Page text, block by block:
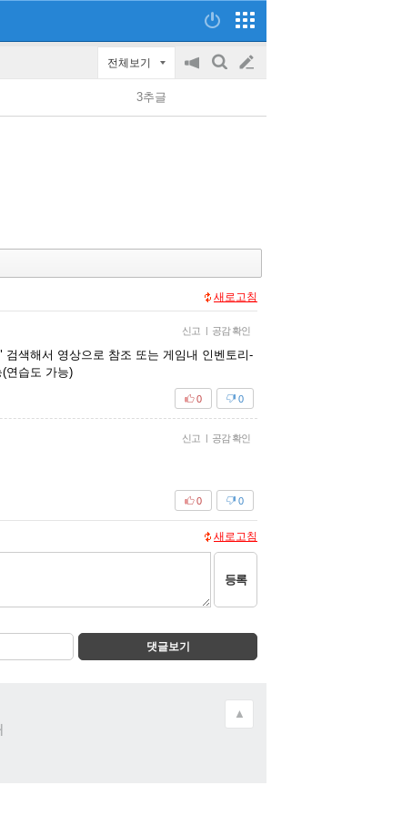
전체보기
공
on/off
검
글
쓰
3추글
새로고침
신고 | 공감 확인
색해서 영상으로 참조 또는 게임내 인벤토리-
연습도 가능)
0
0
신고 | 공감 확인
0
0
새로고침
등록
댓글보기
▲